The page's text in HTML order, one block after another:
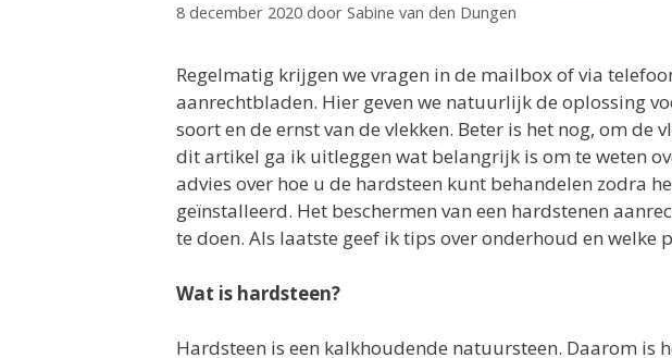
8 december 2020 door Sabine van den Dungen
Regelmatig krijgen we vragen in de mailbox of via
aanrechtbladen. Hier geven we natuurlijk de oplossing
soort en de ernst van de vlekken. Beter is het nog, om de
dit artikel ga ik uitleggen wat belangrijk is om te weten
advies over hoe u de hardsteen kunt behandelen zodra
geïnstalleerd. Het beschermen van een hardstenen
te doen. Als laatste geef ik tips over onderhoud en welke
Wat is hardsteen?
Hardsteen is een kalkhoudende natuursteen. Daarom is